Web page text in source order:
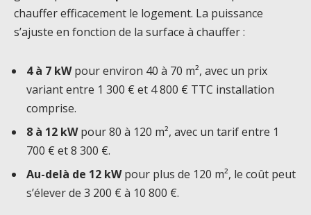
chauffer efficacement le logement. La puissance
s’ajuste en fonction de la surface à chauffer :
4 à 7 kWpour environ 40 à 70 m², avec un prix
variant entre 1 300 € et 4 800 € TTC installation
comprise.
8 à 12 kWpour 80 à 120 m², avec un tarif entre 1
700 € et 8 300 €.
Au-delà de 12 kWpour plus de 120 m², le coût peut
s’élever de 3 200 € à 10 800 €.